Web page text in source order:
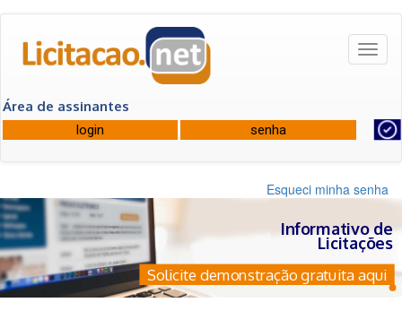
Área de assinantes
Esqueci minha senha
Informativo de
Licitações
Solicite demonstração gratuita aqui